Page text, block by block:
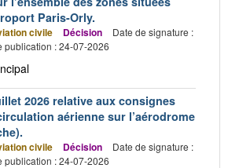
Paris-Orly.
civile Décision
Date de signature :
publication : 24-07-2026
2026 relative aux consignes
aérienne sur l’aérodrome
civile Décision
Date de signature :
publication : 24-07-2026